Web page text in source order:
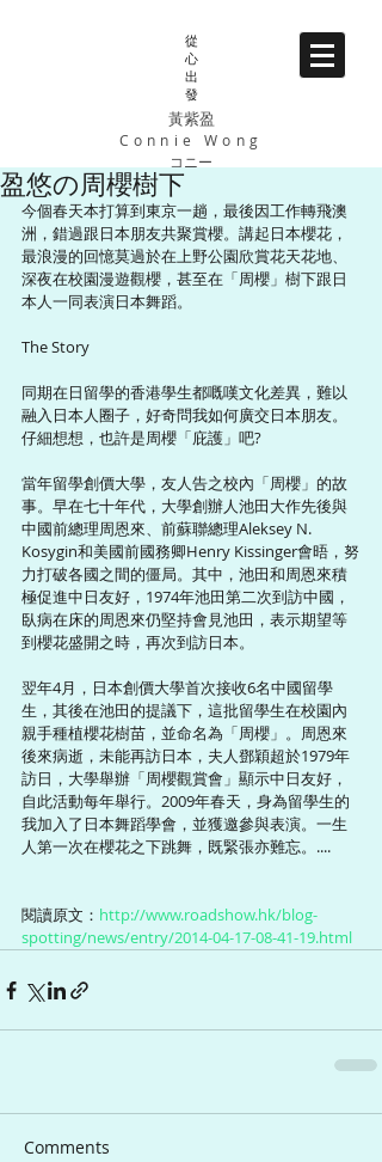
從
心
出
發
黃紫盈
Connie Wong
コニー
盈悠の周櫻樹下
今個春天本打算到東京一趟，最後因工作轉飛澳
洲，錯過跟日本朋友共聚賞櫻。講起日本櫻花，
最浪漫的回憶莫過於在上野公園欣賞花天花地、
深夜在校園漫遊觀櫻，甚至在「周櫻」樹下跟日
本人一同表演日本舞蹈。
The Story
同期在日留學的香港學生都嘅嘆文化差異，難以
融入日本人圈子，好奇問我如何廣交日本朋友。
仔細想想，也許是周櫻「庇護」吧?
當年留學創價大學，友人告之校內「周櫻」的故
事。早在七十年代，大學創辦人池田大作先後與
中國前總理周恩來、前蘇聯總理Aleksey N.
Kosygin和美國前國務卿Henry Kissinger會晤，努
力打破各國之間的僵局。其中，池田和周恩來積
極促進中日友好，1974年池田第二次到訪中國，
臥病在床的周恩來仍堅持會見池田，表示期望等
到櫻花盛開之時，再次到訪日本。
翌年4月，日本創價大學首次接收6名中國留學
生，其後在池田的提議下，這批留學生在校園內
親手種植櫻花樹苗，並命名為「周櫻」。周恩來
後來病逝，未能再訪日本，夫人鄧穎超於1979年
訪日，大學舉辦「周櫻觀賞會」顯示中日友好，
自此活動每年舉行。2009年春天，身為留學生的
我加入了日本舞蹈學會，並獲邀參與表演。一生
人第一次在櫻花之下跳舞，既緊張亦難忘。....
閱讀原文： http://www.roadshow.hk/blog-
spotting/news/entry/2014-04-17-08-41-19.html
Comments